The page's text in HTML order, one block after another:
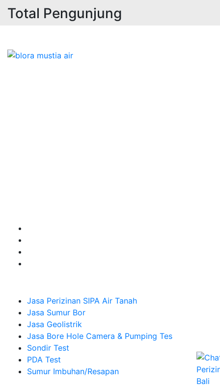
Total Pengunjung
Jasa Perizinan SIPA Air Tanah
Jasa Sumur Bor
Jasa Geolistrik
Jasa Bore Hole Camera & Pumping Tes
Sondir Test
PDA Test
Sumur Imbuhan/Resapan